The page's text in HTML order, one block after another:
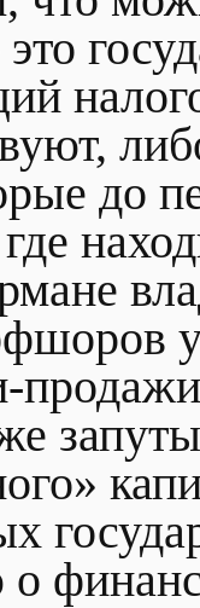
до